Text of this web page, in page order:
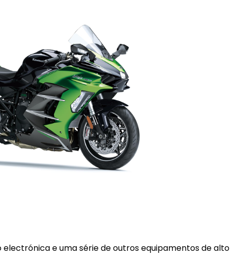
electrónica e uma série de outros equipamentos de alto